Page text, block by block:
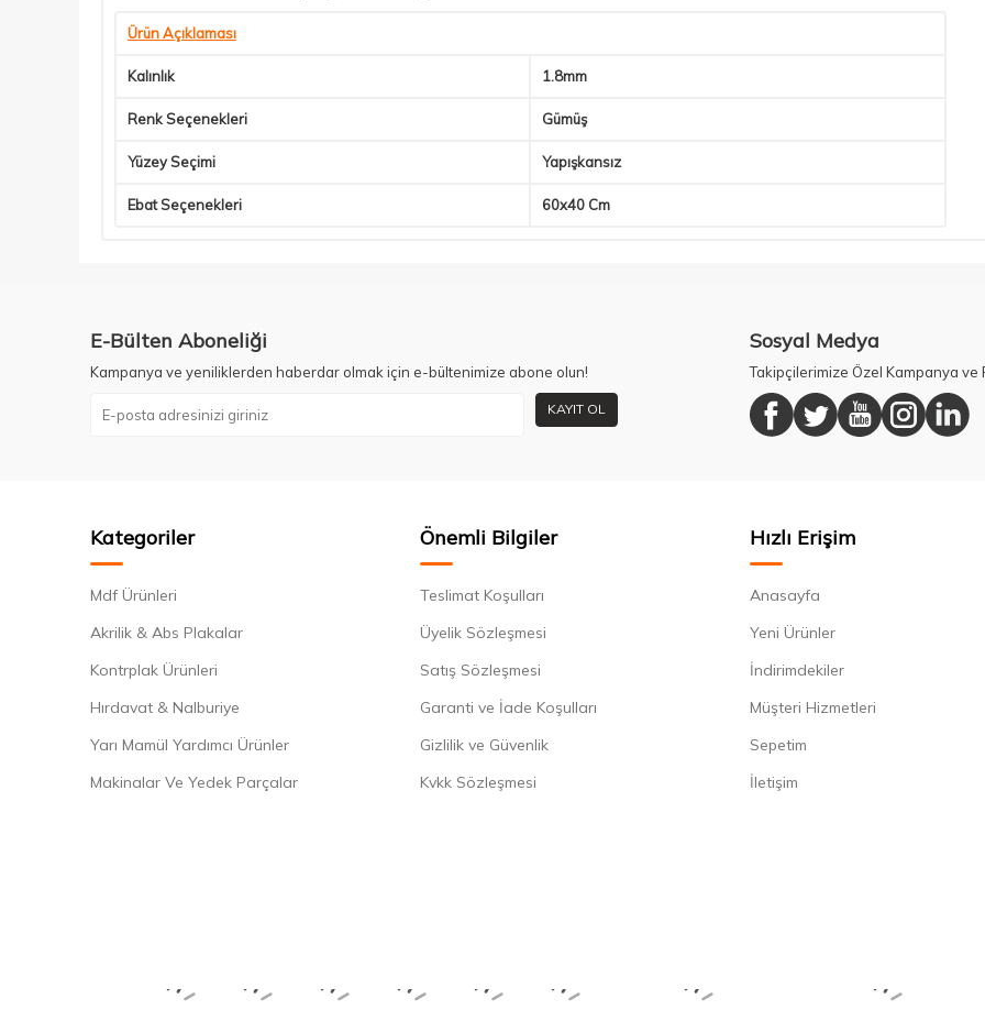
Ürün Açıklaması
Kalınlık 1.8mm
Renk Seçenekleri Gümüş
Yüzey Seçimi Yapışkansız
Ebat Seçenekleri 60x40 Cm
E-Bülten Aboneliği
Kampanya ve yeniliklerden haberdar olmak için e-bültenimize abone olun!
KAYIT OL
Sosyal Medya
Takipçilerimize Özel Kampanya ve
Kategoriler
Mdf Ürünleri
Akrilik & Abs Plakalar
Kontrplak Ürünleri
Hırdavat & Nalburiye
Yarı Mamül Yardımcı Ürünler
Makinalar Ve Yedek Parçalar
Önemli Bilgiler
Teslimat Koşulları
Üyelik Sözleşmesi
Satış Sözleşmesi
Garanti ve İade Koşulları
Gizlilik ve Güvenlik
Kvkk Sözleşmesi
Hızlı Erişim
Anasayfa
Yeni Ürünler
İndirimdekiler
Müşteri Hizmetleri
Sepetim
İletişim